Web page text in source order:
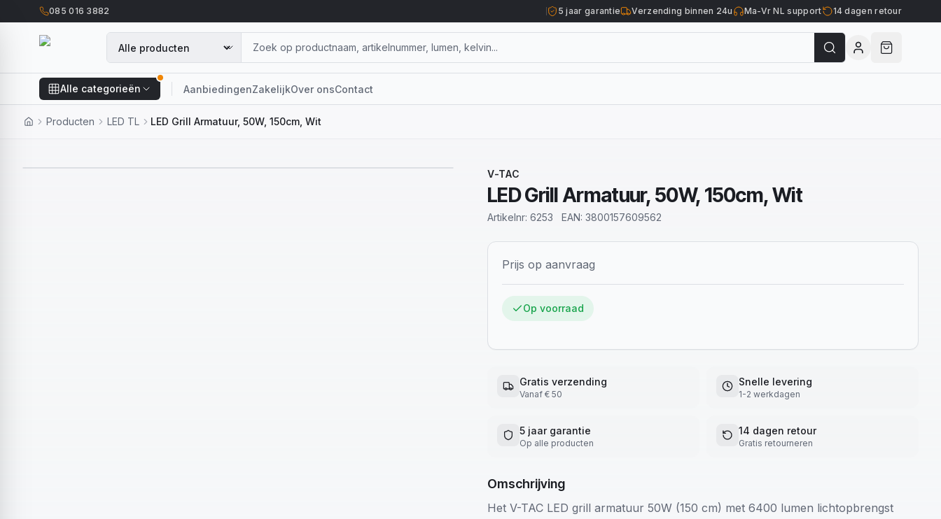
085 016 3882 5 jaar garantie Verzending binnen 24u Ma-Vr NL support 14 dagen retour
Alle categorieën AanbiedingenZakelijkOver onsContact
Producten LED TL LED Grill Armatuur, 50W, 150cm, Wit
V-TAC
LED Grill Armatuur, 50W, 150cm, Wit
Artikelnr: 6253 EAN: 3800157609562
Prijs op aanvraag
Op voorraad
Gratis verzending
Vanaf € 50
Snelle levering
1-2 werkdagen
5 jaar garantie
Op alle producten
14 dagen retour
Gratis retourneren
Omschrijving
Het V-TAC LED grill armatuur 50W (150 cm) met 6400 lumen lichtopbrengst